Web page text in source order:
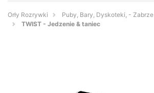
Orły Rozrywki
Puby, Bary, Dyskoteki, - Zabrze
TWIST - Jedzenie & taniec